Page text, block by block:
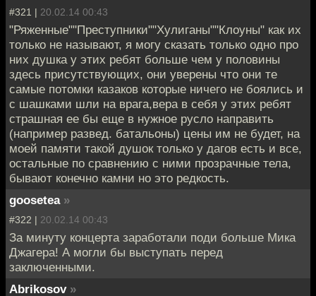
#321 | 20.02.14 00:43
"Ряженные""Преступники""Хулиганы""Клоуны" как их
только не называют, я могу сказать только одно про
них душка у этих ребят больше чем у половины
здесь присутствующих, они уверены что они те
самые потомки казаков которые ничего не боялись и
с шашками шли на врага,вера в себя у этих ребят
страшная ее бы еще в нужное русло направить
(например развед. батальоны) цены им не будет, на
моей памяти такой душок только у дагов есть и все,
остальные по сравнению с ними прозрачные тела,
бывают конечно камни но это редкость.
goosetea »
#322 | 20.02.14 00:43
За минуту концерта заработали поди больше Мика
Джагера! А могли бы выступать перед
заключенными.
Abrikosov »